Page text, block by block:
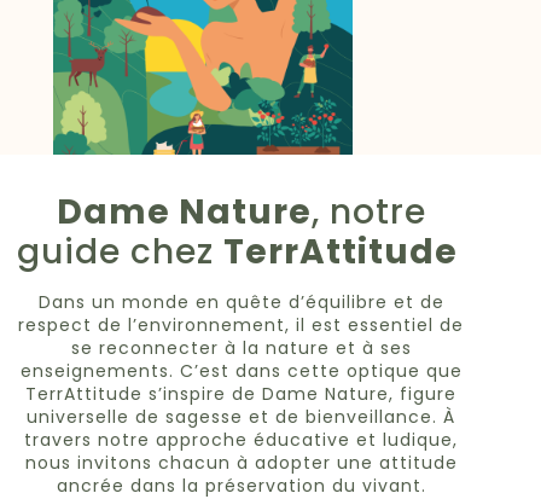
Dame Nature, notre
guide chez TerrAttitude
Dans un monde en quête d’équilibre et de
respect de l’environnement, il est essentiel de
se reconnecter à la nature et à ses
enseignements. C’est dans cette optique que
TerrAttitude s’inspire de Dame Nature, figure
universelle de sagesse et de bienveillance. À
travers notre approche éducative et ludique,
nous invitons chacun à adopter une attitude
ancrée dans la préservation du vivant.